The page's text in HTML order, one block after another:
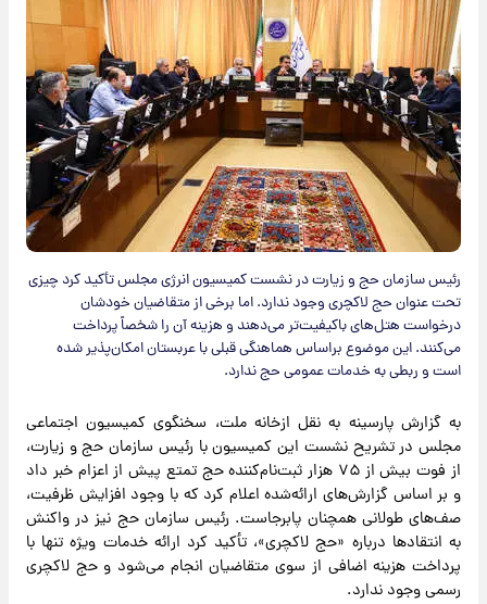
رئیس سازمان حج و زیارت در نشست کمیسیون انرژی مجلس تأکید کرد چیزی
تحت عنوان حج لاکچری وجود ندارد. اما برخی از متقاضیان خودشان
درخواست هتل‌های باکیفیت‌تر می‌دهند و هزینه آن را شخصاً پرداخت
می‌کنند. این موضوع براساس هماهنگی قبلی با عربستان امکان‌پذیر شده
است و ربطی به خدمات عمومی حج ندارد.
به گزارش پارسینه به نقل ازخانه ملت، سخنگوی کمیسیون اجتماعی
مجلس در تشریح نشست این کمیسیون با رئیس سازمان حج و زیارت،
از فوت بیش از ۷۵ هزار ثبت‌نام‌کننده حج تمتع پیش از اعزام خبر داد
و بر اساس گزارش‌های ارائه‌شده اعلام کرد که با وجود افزایش ظرفیت،
صف‌های طولانی همچنان پابرجاست. رئیس سازمان حج نیز در واکنش
به انتقادها درباره «حج لاکچری»، تأکید کرد ارائه خدمات ویژه تنها با
پرداخت هزینه اضافی از سوی متقاضیان انجام می‌شود و حج لاکچری
رسمی وجود ندارد.